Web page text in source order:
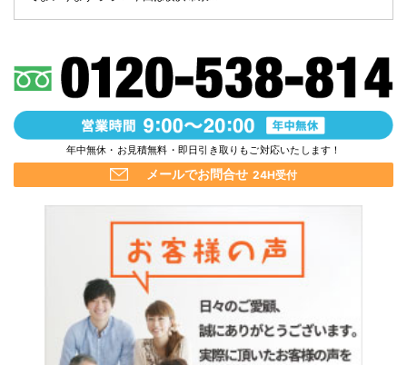
年中無休・お見積無料・即日引き取りもご対応いたします！
メールでお問合せ 24H受付